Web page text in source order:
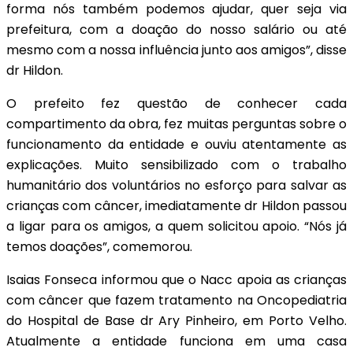
forma nós também podemos ajudar, quer seja via
prefeitura, com a doação do nosso salário ou até
mesmo com a nossa influência junto aos amigos”, disse
dr Hildon.
O prefeito fez questão de conhecer cada
compartimento da obra, fez muitas perguntas sobre o
funcionamento da entidade e ouviu atentamente as
explicações. Muito sensibilizado com o trabalho
humanitário dos voluntários no esforço para salvar as
crianças com câncer, imediatamente dr Hildon passou
a ligar para os amigos, a quem solicitou apoio. “Nós já
temos doações”, comemorou.
Isaias Fonseca informou que o Nacc apoia as crianças
com câncer que fazem tratamento na Oncopediatria
do Hospital de Base dr Ary Pinheiro, em Porto Velho.
Atualmente a entidade funciona em uma casa